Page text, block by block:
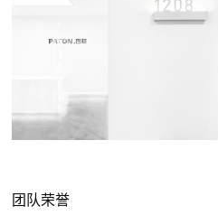
团队荣誉